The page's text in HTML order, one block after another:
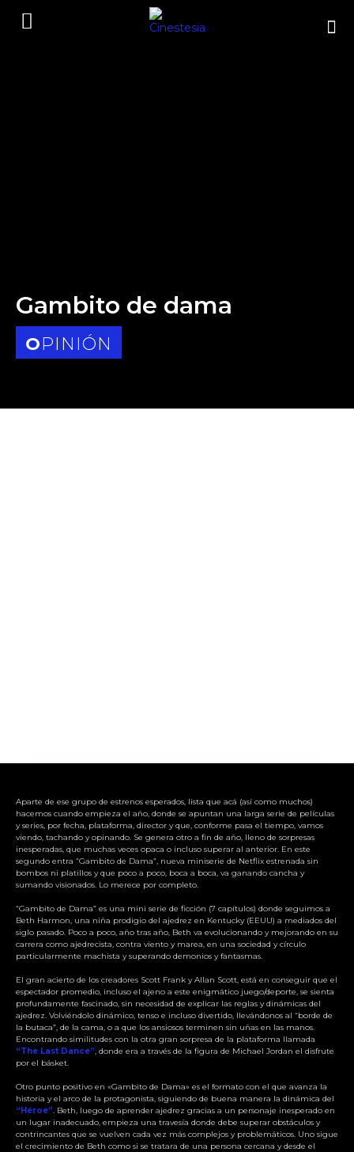
Gambito de dama
OPINIÓN
Aparte de ese grupo de estrenos esperados, lista que acá (así como muchos)
hacemos cuando empieza el año, donde se apuntan una larga serie de películas
y series, por fecha, plataforma, director y que, conforme pasa el tiempo, vamos
viendo, tachando y opinando. Se genera otro a fin de año, lleno de sorpresas
inesperadas, que muchas veces opaca o incluso superar al anterior. En este
segundo entra “Gambito de Dama”, nueva miniserie de Netflix estrenada sin
bombos ni platillos y que poco a poco, boca a boca, va ganando cancha y
sumando visionados. Lo merece por completo.
“Gambito de Dama” es una mini serie de ficción (7 capítulos) donde seguimos a
Beth Harmon, una niña prodigio del ajedrez en Kentucky (EEUU) a mediados del
siglo pasado. Poco a poco, año tras año, Beth va evolucionando y mejorando en su
carrera como ajedrecista, contra viento y marea, en una sociedad y círculo
particularmente machista y superando demonios y fantasmas.
El gran acierto de los creadores Scott Frank y Allan Scott, está en conseguir que el
espectador promedio, incluso el ajeno a este enigmático juego/deporte, se sienta
profundamente fascinado, sin necesidad de explicar las reglas y dinámicas del
ajedrez. Volviéndolo dinámico, tenso e incluso divertido, llevándonos al “borde de
la butaca”, de la cama, o a que los ansiosos terminen sin uñas en las manos.
Encontrando similitudes con la otra gran sorpresa de la plataforma llamada
“The Last Dance”, donde era a través de la figura de Michael Jordan el disfrute
por el básket.
Otro punto positivo en «Gambito de Dama» es el formato con el que avanza la
historia y el arco de la protagonista, siguiendo de buena manera la dinámica del
“Héroe”. Beth, luego de aprender ajedrez gracias a un personaje inesperado en
un lugar inadecuado, empieza una travesía donde debe superar obstáculos y
contrincantes que se vuelven cada vez más complejos y problemáticos. Uno sigue
el crecimiento de Beth como si se tratara de una persona cercana y desde el